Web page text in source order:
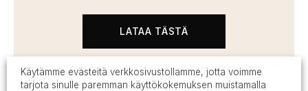
LATAA TÄSTÄ
Käytämme evästeitä verkkosivustollamme, jotta voimme
tarjota sinulle paremman käyttökokemuksen muistamalla